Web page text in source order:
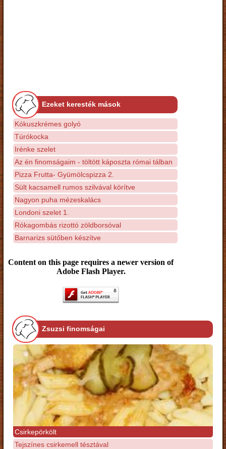
Ezeket keresték mások
Kókuszkrémes golyó
Túrókocka
Irénke szelet
Az én finomságaim - töltött káposzta római tálban
Pizza Frutta- Gyümölcspizza 2.
Sült kacsamell rumos szilvával körítve
Nagyon puha mézeskalács
Londoni szelet 1.
Rókagombás rizottó zöldborsóval
Barnarizs sütőben készítve
Content on this page requires a newer version of
Adobe Flash Player.
Zsuzsi finomságai
Csirkepörkölt
Tejszínes csirkemell tésztával